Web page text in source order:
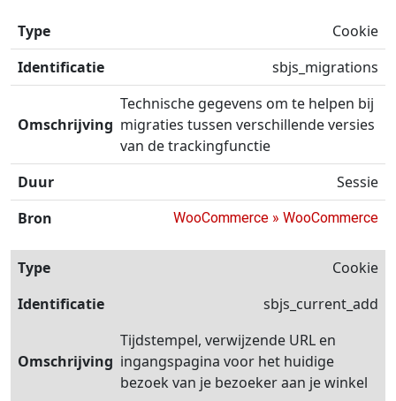
Cookie
sbjs_migrations
Technische gegevens om te helpen bij
migraties tussen verschillende versies
van de trackingfunctie
Sessie
WooCommerce » WooCommerce
Cookie
sbjs_current_add
Tijdstempel, verwijzende URL en
ingangspagina voor het huidige
bezoek van je bezoeker aan je winkel